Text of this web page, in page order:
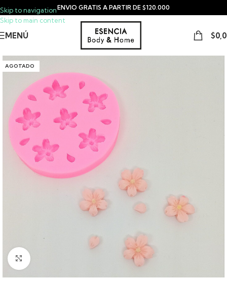
Skip to navigation
Skip to main content
ENVIO GRATIS A PARTIR DE $120.000
MENÚ $
AGOTADO
Clic para ampliar